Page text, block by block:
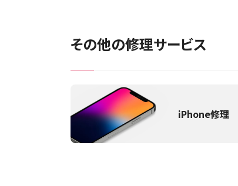
その他の修理サービス
iPhone修理